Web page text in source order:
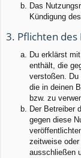
Das
Kündigung
3. Pflichten
Du erklärst
enthält, die
verstoßen. Du
die in deinen
bzw. zu
Der Betreiber
gegen diese
zeitweise
ausschließen